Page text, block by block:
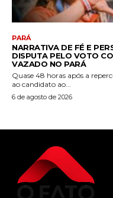
PARÁ
NARRATIVA DE FÉ E
DISPUTA PELO VOTO
VAZADO NO PARÁ
Quase 48 horas após a
ao candidato ao...
6 de agosto de 2026